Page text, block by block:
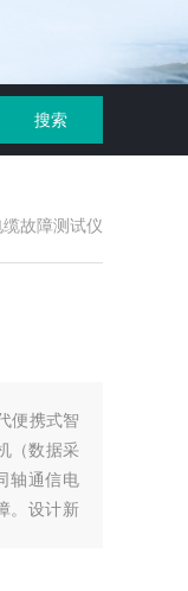
故障测试仪
便携式智
（数据采
轴通信电
。设计新